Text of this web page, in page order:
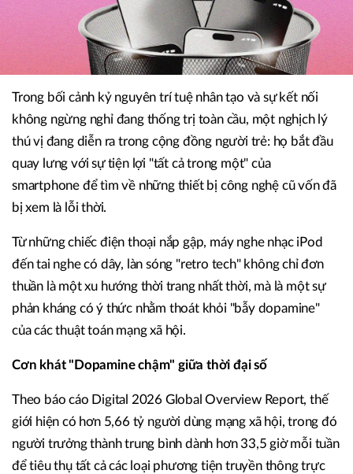
Trong bối cảnh kỷ nguyên trí tuệ nhân tạo và sự kết nối
không ngừng nghỉ đang thống trị toàn cầu, một nghịch lý
thú vị đang diễn ra trong cộng đồng người trẻ: họ bắt đầu
quay lưng với sự tiện lợi "tất cả trong một" của
smartphone để tìm về những thiết bị công nghệ cũ vốn đã
bị xem là lỗi thời.
Từ những chiếc điện thoại nắp gập, máy nghe nhạc iPod
đến tai nghe có dây, làn sóng "retro tech" không chỉ đơn
thuần là một xu hướng thời trang nhất thời, mà là một sự
phản kháng có ý thức nhằm thoát khỏi "bẫy dopamine"
của các thuật toán mạng xã hội.
Cơn khát "Dopamine chậm" giữa thời đại số
Theo báo cáo Digital 2026 Global Overview Report, thế
giới hiện có hơn 5,66 tỷ người dùng mạng xã hội, trong đó
người trưởng thành trung bình dành hơn 33,5 giờ mỗi tuần
để tiêu thụ tất cả các loại phương tiện truyền thông trực